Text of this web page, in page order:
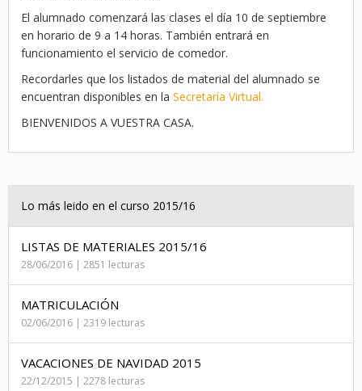
El alumnado comenzará las clases el día 10 de septiembre
en horario de 9 a 14 horas. También entrará en
funcionamiento el servicio de comedor.
Recordarles que los listados de material del alumnado se
encuentran disponibles en la Secretaría Virtual.
BIENVENIDOS A VUESTRA CASA.
Lo más leido en el curso 2015/16
LISTAS DE MATERIALES 2015/16
28/06/2016 | 2851 lecturas
MATRICULACIÓN
02/06/2016 | 2319 lecturas
VACACIONES DE NAVIDAD 2015
22/12/2015 | 2278 lecturas